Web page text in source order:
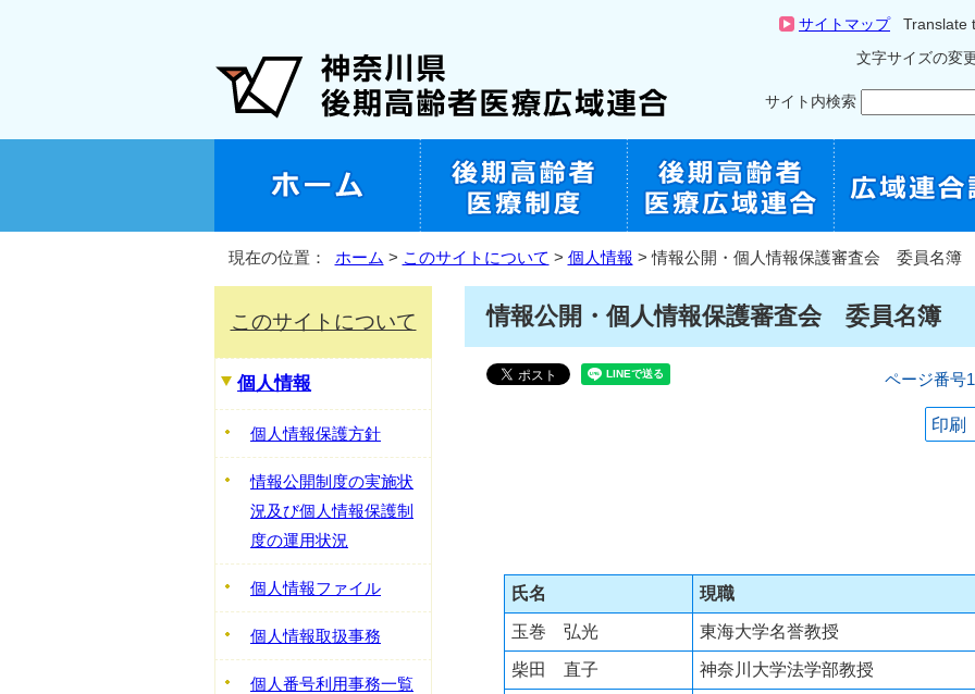
サイトマップ Translate
文字サイズの変
サイト内検索
現在の位置： ホーム > このサイトについて > 個人情報 > 情報公開・個人情報保護審査会 委員名簿
情報公開・個人情報保護審査会 委員名簿
ページ番号
印刷
氏名 現職
玉巻 弘光 東海大学名誉教授
柴田 直子 神奈川大学法学部教授
このサイトについて
個人情報
個人情報保護方針
情報公開制度の実施状
況及び個人情報保護制
度の運用状況
個人情報ファイル
個人情報取扱事務
個人番号利用事務一覧